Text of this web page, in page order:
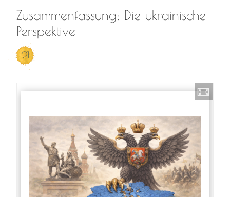
Zusammenfassung: Die ukrainische
Perspektive
21